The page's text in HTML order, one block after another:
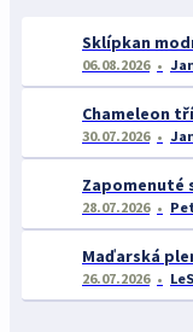
Sklípkan
06.08.2026
Chameleon
30.07.2026
28.07.2026
Maďarská
26.07.2026